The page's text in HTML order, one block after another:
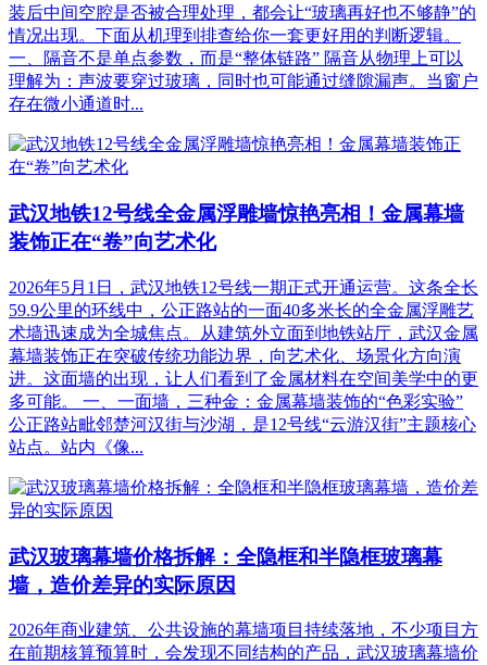
装后中间空腔是否被合理处理，都会让“玻璃再好也不够静”的
情况出现。下面从机理到排查给你一套更好用的判断逻辑。
一、隔音不是单点参数，而是“整体链路” 隔音从物理上可以
理解为：声波要穿过玻璃，同时也可能通过缝隙漏声。当窗户
存在微小通道时...
武汉地铁12号线全金属浮雕墙惊艳亮相！金属幕墙
装饰正在“卷”向艺术化
2026年5月1日，武汉地铁12号线一期正式开通运营。这条全长
59.9公里的环线中，公正路站的一面40多米长的全金属浮雕艺
术墙迅速成为全城焦点。从建筑外立面到地铁站厅，武汉金属
幕墙装饰正在突破传统功能边界，向艺术化、场景化方向演
进。这面墙的出现，让人们看到了金属材料在空间美学中的更
多可能。 一、一面墙，三种金：金属幕墙装饰的“色彩实验”
公正路站毗邻楚河汉街与沙湖，是12号线“云游汉街”主题核心
站点。站内《像...
武汉玻璃幕墙价格拆解：全隐框和半隐框玻璃幕
墙，造价差异的实际原因
2026年商业建筑、公共设施的幕墙项目持续落地，不少项目方
在前期核算预算时，会发现不同结构的产品，武汉玻璃幕墙价